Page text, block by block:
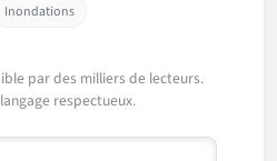
Inondations
par des milliers de lecteurs.
respectueux.